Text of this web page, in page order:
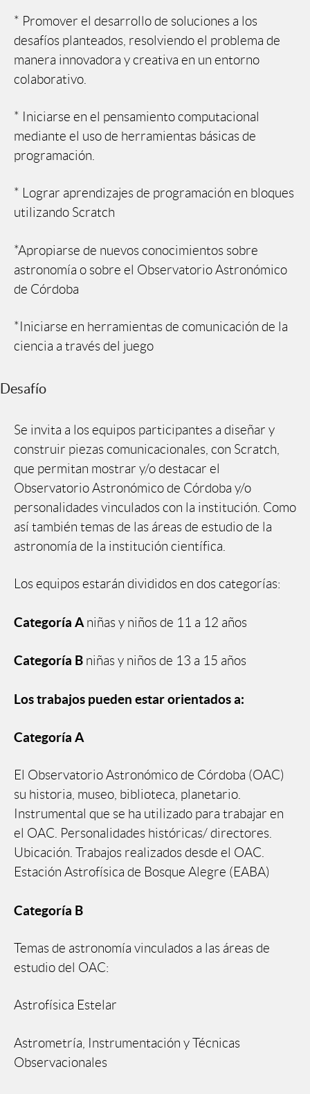
* Promover el desarrollo de soluciones a los
desafíos planteados, resolviendo el problema de
manera innovadora y creativa en un entorno
colaborativo.
* Iniciarse en el pensamiento computacional
mediante el uso de herramientas básicas de
programación.
* Lograr aprendizajes de programación en bloques
utilizando Scratch
*Apropiarse de nuevos conocimientos sobre
astronomía o sobre el Observatorio Astronómico
de Córdoba
*Iniciarse en herramientas de comunicación de la
ciencia a través del juego
Desafío
Se invita a los equipos participantes a diseñar y
construir piezas comunicacionales, con Scratch,
que permitan mostrar y/o destacar el
Observatorio Astronómico de Córdoba y/o
personalidades vinculados con la institución. Como
así también temas de las áreas de estudio de la
astronomía de la institución científica.
Los equipos estarán divididos en dos categorías:
Categoría A niñas y niños de 11 a 12 años
Categoría B niñas y niños de 13 a 15 años
Los trabajos pueden estar orientados a:
Categoría A
El Observatorio Astronómico de Córdoba (OAC)
su historia, museo, biblioteca, planetario.
Instrumental que se ha utilizado para trabajar en
el OAC. Personalidades históricas/ directores.
Ubicación. Trabajos realizados desde el OAC.
Estación Astrofísica de Bosque Alegre (EABA)
Categoría B
Temas de astronomía vinculados a las áreas de
estudio del OAC:
Astrofísica Estelar
Astrometría, Instrumentación y Técnicas
Observacionales